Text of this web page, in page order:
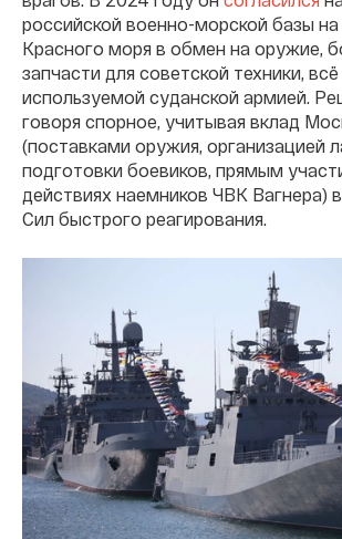
российской военно-морской базы
Красного моря в обмен на оружие,
запчасти для советской техники,
используемой суданской армией.
говоря спорное, учитывая вклад
(поставками оружия, организацией
подготовки боевиков, прямым
действиях наемников ЧВК Вагнера)
Сил быстрого реагирования.